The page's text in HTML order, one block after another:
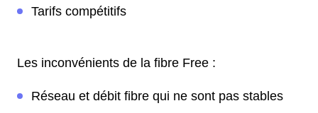
Tarifs compétitifs
Les inconvénients de la fibre Free :
Réseau et débit fibre qui ne sont pas stables